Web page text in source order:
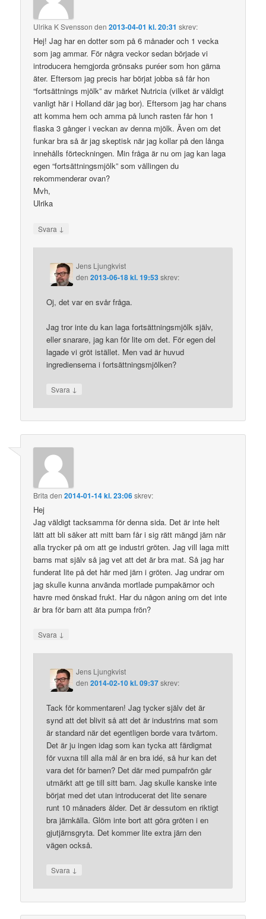
Ulrika K Svensson den2013-04-01 kl. 20:31 skrev:
Hej! Jag har en dotter som på 6 månader och 1 vecka
som jag ammar. För några veckor sedan började vi
introducera hemgjorda grönsaks puréer som hon gärna
äter. Eftersom jag precis har börjat jobba så får hon
“fortsättnings mjölk” av märket Nutricia (vilket är väldigt
vanligt här i Holland där jag bor). Eftersom jag har chans
att komma hem och amma på lunch rasten får hon 1
flaska 3 gånger i veckan av denna mjölk. Även om det
funkar bra så är jag skeptisk när jag kollar på den långa
innehålls förteckningen. Min fråga är nu om jag kan laga
egen “fortsättningsmjölk” som vällingen du
rekommenderar ovan?
Mvh,
Ulrika
Svara ↓
Jens Ljungkvist
den2013-06-18 kl. 19:53skrev:
Oj, det var en svår fråga.
Jag tror inte du kan laga fortsättningsmjölk själv,
eller snarare, jag kan för lite om det. För egen del
lagade vi gröt istället. Men vad är huvud
ingredienserna i fortsättningsmjölken?
Svara ↓
Brita den2014-01-14 kl. 23:06skrev:
Hej
Jag väldigt tacksamma för denna sida. Det är inte helt
lätt att bli säker att mitt barn får i sig rätt mängd järn när
alla trycker på om att ge industri gröten. Jag vill laga mitt
barns mat själv så jag vet att det är bra mat. Så jag har
funderat lite på det här med järn i gröten. Jag undrar om
jag skulle kunna använda mortlade pumpakärnor och
havre med önskad frukt. Har du någon aning om det inte
är bra för barn att äta pumpa frön?
Svara ↓
Jens Ljungkvist
den2014-02-10 kl. 09:37skrev:
Tack för kommentaren! Jag tycker själv det är
synd att det blivit så att det är industrins mat som
är standard när det egentligen borde vara tvärtom.
Det är ju ingen idag som kan tycka att färdigmat
för vuxna till alla mål är en bra idé, så hur kan det
vara det för barnen? Det där med pumpafrön går
utmärkt att ge till sitt barn. Jag skulle kanske inte
börjat med det utan introducerat det lite senare
runt 10 månaders ålder. Det är dessutom en riktigt
bra järnkälla. Glöm inte bort att göra gröten i en
gjutjärnsgryta. Det kommer lite extra järn den
vägen också.
Svara ↓